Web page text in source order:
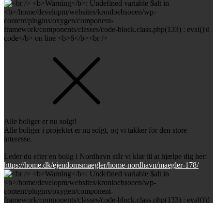
Alle boliger er nu solgt!
Alle boliger i projektet er nu solgt, og vi takker for den store
interesse.
Leder du efter en bolig i Nordhavn står vi klar til at hjælpe dig her:
https://home.dk/ejendomsmaegler/home-nordhavn/maegler-178/